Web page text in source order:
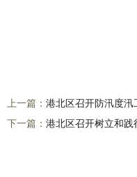
上一篇： 港北区召开防汛度汛
下一篇： 港北区召开树立和